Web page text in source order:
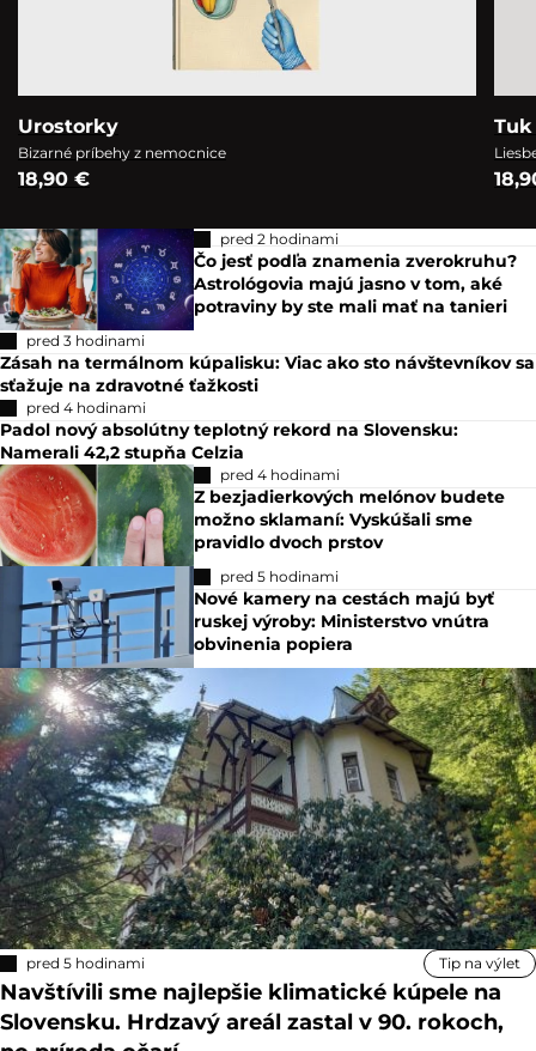
Urostorky
Bizarné príbehy z nemocnice
18,90 €
pred 2 hodinami
Čo jesť podľa znamenia zverokruhu?
Astrológovia majú jasno v tom, aké
potraviny by ste mali mať na tanieri
pred 3 hodinami
Zásah na termálnom kúpalisku: Viac ako sto návštevníkov sa
sťažuje na zdravotné ťažkosti
pred 4 hodinami
Padol nový absolútny teplotný rekord na Slovensku:
Namerali 42,2 stupňa Celzia
pred 4 hodinami
Z bezjadierkových melónov budete
možno sklamaní: Vyskúšali sme
pravidlo dvoch prstov
pred 5 hodinami
Nové kamery na cestách majú byť
ruskej výroby: Ministerstvo vnútra
obvinenia popiera
pred 5 hodinami Tip na výlet
Navštívili sme najlepšie klimatické kúpele na
Slovensku. Hrdzavý areál zastal v 90. rokoch,